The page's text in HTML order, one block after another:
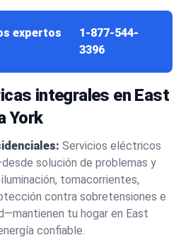
expertos
1-877-544-
3396
integrales en East
York
Servicios eléctricos
solución de problemas y
tomacorrientes,
contra sobretensiones e
tu hogar en East
confiable.